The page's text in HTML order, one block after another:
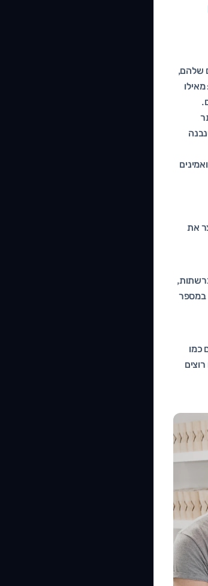
שלהם,
עם 40 קישורים מגוונים ואמינים
את
נמדד במספר
כמו